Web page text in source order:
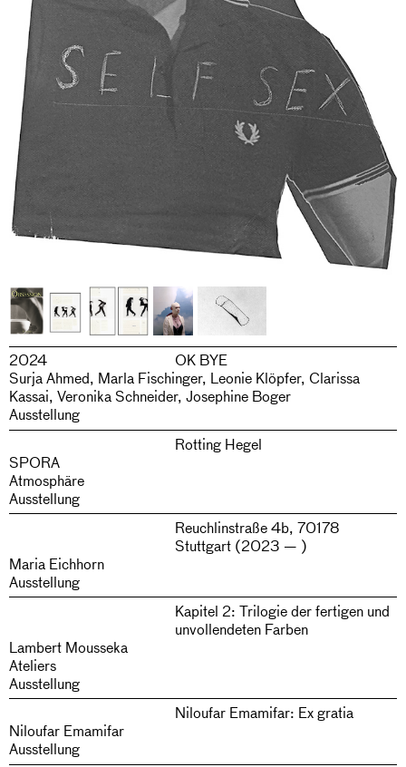
2024
OK BYE
Surja Ahmed, Marla Fischinger, Leonie Klöpfer, Clarissa
Kassai, Veronika Schneider, Josephine Boger
Ausstellung
Rotting Hegel
SPORA
Atmosphäre
Ausstellung
Reuchlinstraße 4b, 70178
Stuttgart (2023 — )
Maria Eichhorn
Ausstellung
Kapitel 2: Trilogie der fertigen und
unvollendeten Farben
Lambert Mousseka
Ateliers
Ausstellung
Niloufar Emamifar: Ex gratia
Niloufar Emamifar
Ausstellung